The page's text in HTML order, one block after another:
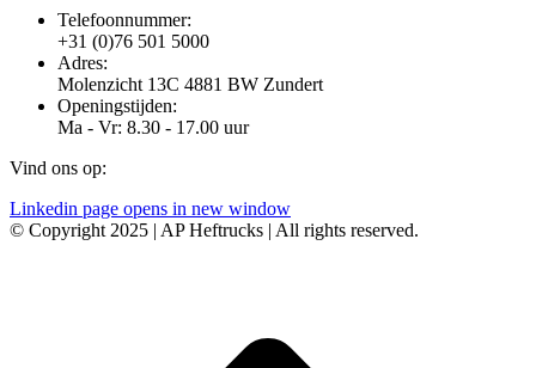
Telefoonnummer:
+31 (0)76 501 5000
Adres:
Molenzicht 13C 4881 BW Zundert
Openingstijden:
Ma - Vr: 8.30 - 17.00 uur
Vind ons op:
Linkedin page opens in new window
© Copyright 2025 | AP Heftrucks | All rights reserved.